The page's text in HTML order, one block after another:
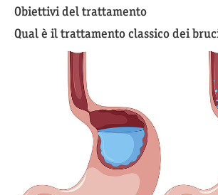
Obiettivi del trattamento
Qual è il trattamento classico dei